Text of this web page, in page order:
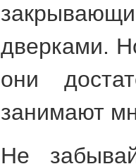
дверками.
они
занимают
Не